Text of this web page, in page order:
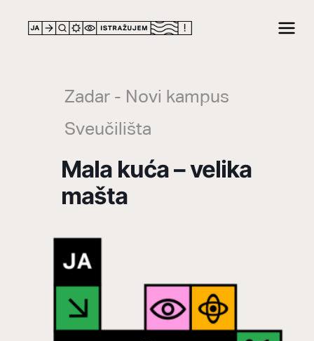
Zadar - Novi kampus
Sveučilišta
Mala kuća – velika
mašta